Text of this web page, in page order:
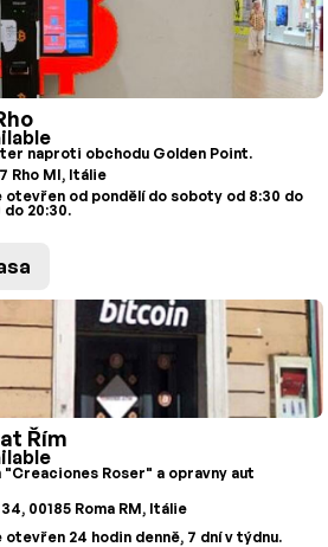
naproti obchodu Golden Point.
Rho MI, Itálie
otevřen od pondělí do soboty od 8:30 do
do 20:30.
Řím
"Creaciones Roser" a opravny aut
00185 Roma RM, Itálie
24 hodin denně, 7 dní v týdnu.